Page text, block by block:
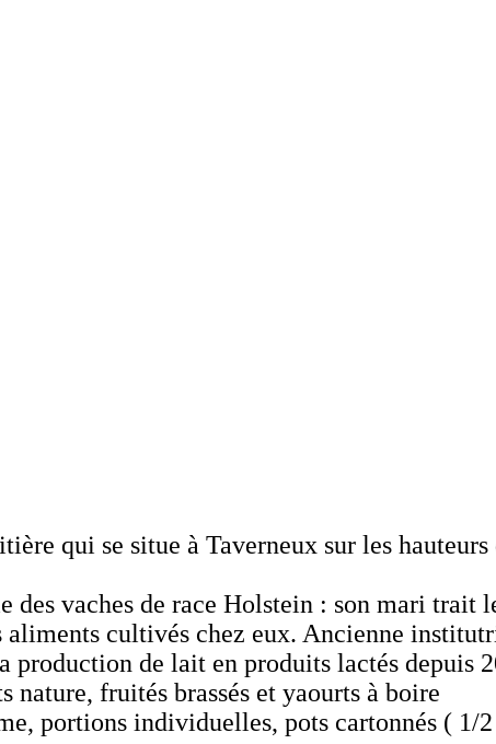
qui se situe à Taverneux sur les
vaches de race Holstein : son mari trait
cultivés chez eux. Ancienne
de lait en produits lactés depuis
fruités brassés et yaourts à boire
portions individuelles, pots cartonnés ( 1/